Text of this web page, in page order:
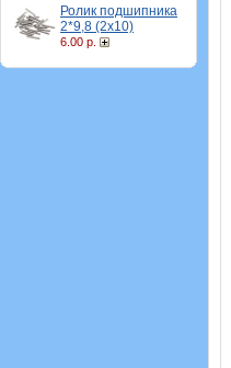
Ролик подшипника
2*9,8 (2х10)
6.00 р.